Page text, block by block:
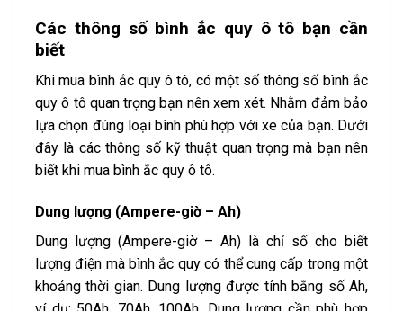
Các thông số bình ắc quy ô tô bạn cần
biết
Khi mua bình ắc quy ô tô, có một số thông số bình ắc
quy ô tô quan trọng bạn nên xem xét. Nhằm đảm bảo
lựa chọn đúng loại bình phù hợp với xe của bạn. Dưới
đây là các thông số kỹ thuật quan trọng mà bạn nên
biết khi mua bình ắc quy ô tô.
Dung lượng (Ampere-giờ – Ah)
Dung lượng (Ampere-giờ – Ah) là chỉ số cho biết
lượng điện mà bình ắc quy có thể cung cấp trong một
khoảng thời gian. Dung lượng được tính bằng số Ah,